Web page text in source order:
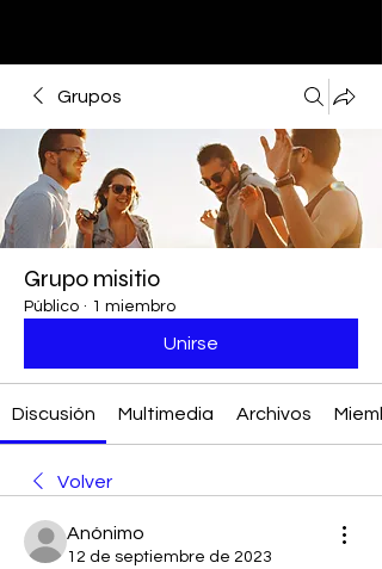
Grupos
Grupo misitio
Público · 1 miembro
Unirse
Discusión Multimedia Archivos
Volver
Anónimo
12 de septiembre de 2023